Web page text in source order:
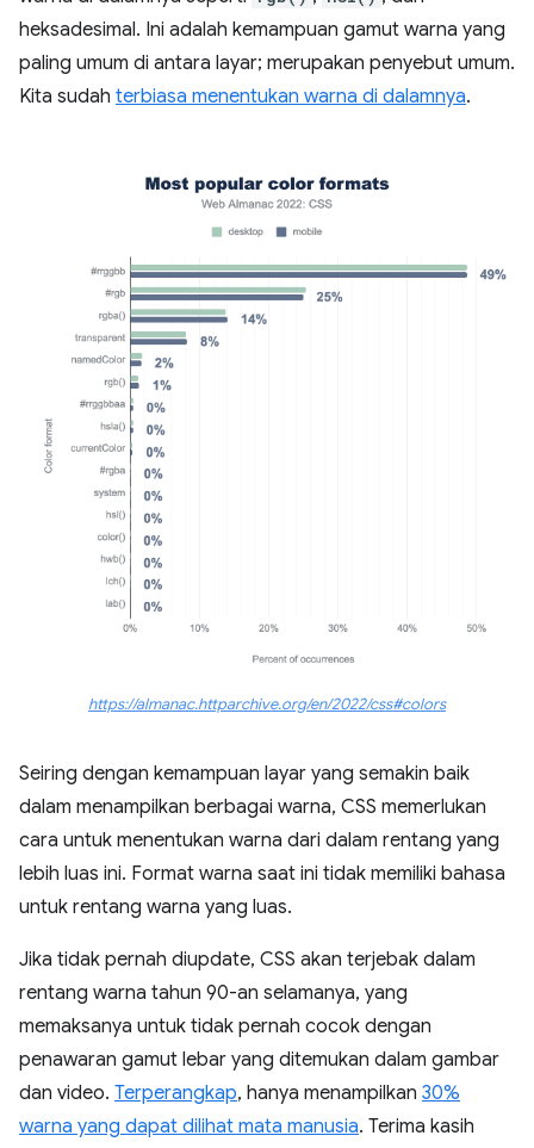
heksadesimal. Ini adalah kemampuan gamut warna yang
paling umum di antara layar; merupakan penyebut umum.
Kita sudah terbiasa menentukan warna di dalamnya.
https://almanac.httparchive.org/en/2022/css#colors
Seiring dengan kemampuan layar yang semakin baik
dalam menampilkan berbagai warna, CSS memerlukan
cara untuk menentukan warna dari dalam rentang yang
lebih luas ini. Format warna saat ini tidak memiliki bahasa
untuk rentang warna yang luas.
Jika tidak pernah diupdate, CSS akan terjebak dalam
rentang warna tahun 90-an selamanya, yang
memaksanya untuk tidak pernah cocok dengan
penawaran gamut lebar yang ditemukan dalam gambar
dan video. Terperangkap, hanya menampilkan 30%
warna yang dapat dilihat mata manusia. Terima kasih